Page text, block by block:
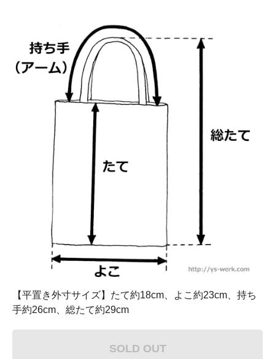
【平置き外寸サイズ】たて約18cm、よこ約23cm、持ち
手約26cm、総たて約29cm
SOLD OUT